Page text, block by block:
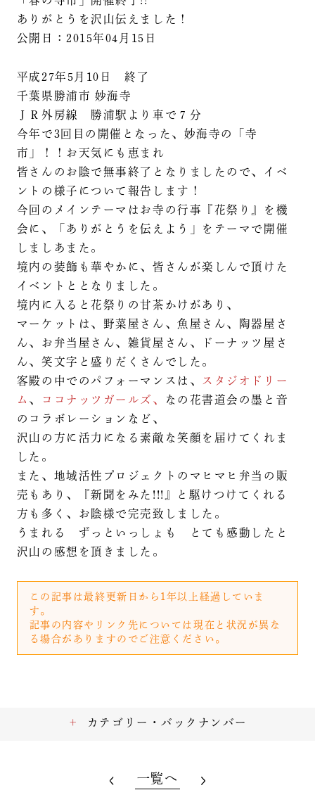
ありがとうを沢山伝えました！
公開日：2015年04月15日
平成27年5月10日 終了
千葉県勝浦市 妙海寺
ＪＲ外房線 勝浦駅より車で７分
今年で3回目の開催となった、妙海寺の「寺
市」！！お天気にも恵まれ
皆さんのお陰で無事終了となりましたので、イベ
ントの様子について報告します！
今回のメインテーマはお寺の行事『花祭り』を機
会に、「ありがとうを伝えよう」をテーマで開催
しましあまた。
境内の装飾も華やかに、皆さんが楽しんで頂けた
イベントととなりました。
境内に入ると花祭りの甘茶かけがあり、
マーケットは、野菜屋さん、魚屋さん、陶器屋さ
ん、お弁当屋さん、雑貨屋さん、ドーナッツ屋さ
ん、笑文字と盛りだくさんでした。
客殿の中でのパフォーマンスは、 スタジオドリー
ム 、 ココナッツガールズ、
なの花書道会の墨と音
のコラボレーションなど、
沢山の方に活力になる素敵な笑顔を届けてくれま
した。
また、地域活性プロジェクトのマヒマヒ弁当の販
売もあり、『新聞をみた!!!』と駆けつけてくれる
方も多く、お陰様で完売致しました。
うまれる ずっといっしょも とても感動したと
沢山の感想を頂きました。
この記事は最終更新日から1年以上経過していま
す。
記事の内容やリンク先については現在と状況が異な
る場合がありますのでご注意ください。
カテゴリー・バックナンバー
一覧へ